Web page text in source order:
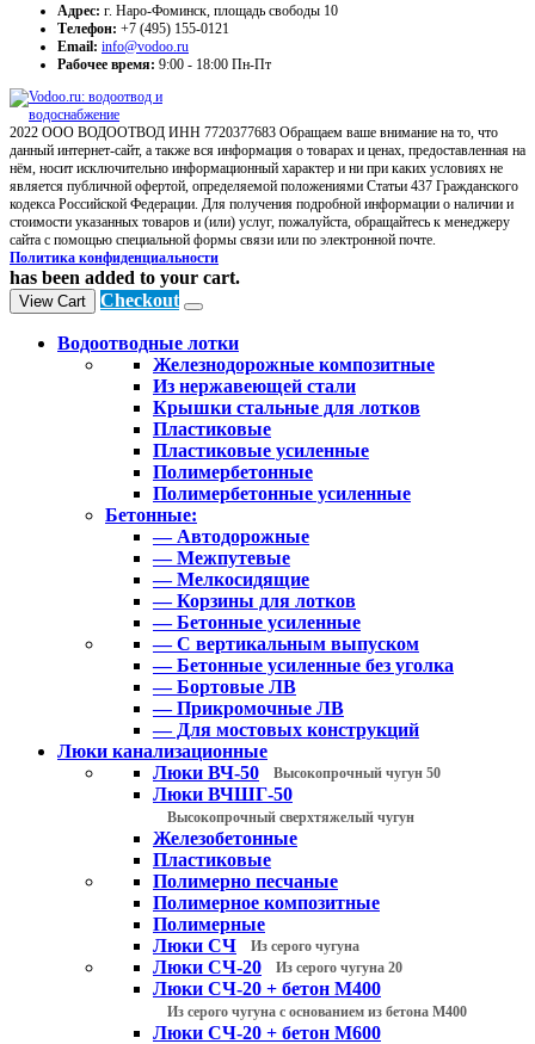
Адрес: г. Наро-Фоминск, площадь свободы 10
Телефон: +7 (495) 155-0121
Email: info@vodoo.ru
Рабочее время: 9:00 - 18:00 Пн-Пт
2022 ООО ВОДООТВОД ИНН 7720377683 Обращаем ваше внимание на то, что
данный интернет-сайт, а также вся информация о товарах и ценах, предоставленная на
нём, носит исключительно информационный характер и ни при каких условиях не
является публичной офертой, определяемой положениями Статьи 437 Гражданского
кодекса Российской Федерации. Для получения подробной информации о наличии и
стоимости указанных товаров и (или) услуг, пожалуйста, обращайтесь к менеджеру
сайта с помощью специальной формы связи или по электронной почте.
Политика конфиденциальности
has been added to your cart.
View Cart Checkout
Водоотводные лотки
Железнодорожные композитные
Из нержавеющей стали
Крышки стальные для лотков
Пластиковые
Пластиковые усиленные
Полимербетонные
Полимербетонные усиленные
Бетонные:
— Автодорожные
— Межпутевые
— Мелкосидящие
— Корзины для лотков
— Бетонные усиленные
— С вертикальным выпуском
— Бетонные усиленные без уголка
— Бортовые ЛВ
— Прикромочные ЛВ
— Для мостовых конструкций
Люки канализационные
Люки ВЧ-50
Высокопрочный чугун 50
Люки ВЧШГ-50
Высокопрочный сверхтяжелый чугун
Железобетонные
Пластиковые
Полимерно песчаные
Полимерное композитные
Полимерные
Люки СЧ
Из серого чугуна
Люки СЧ-20 Из серого чугуна 20
Люки СЧ-20 + бетон М400
Из серого чугуна с основанием из бетона М400
Люки СЧ-20 + бетон М600